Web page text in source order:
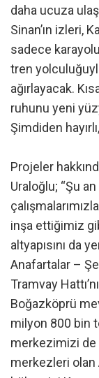
daha ucuza
Sinan’ın izleri,
sadece
tren
ağırlayacak.
ruhunu yeni
Şimdiden
Projeler
Uraloğlu; “Şu
inşa ettiğimiz
altyapısını da
Anafartalar –
Tramvay
Boğazköprü
milyon 800 bin
merkezimizi de
merkezleri olan